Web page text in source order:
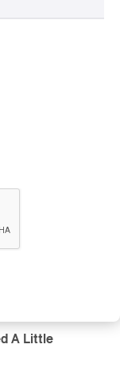
A Little